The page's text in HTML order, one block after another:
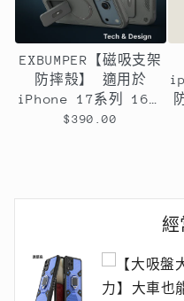
EXBUMPER【磁吸支架
防摔殼】 適用於
iPhone 17系列 16系
列 15系列14系列13系
$390.00
經